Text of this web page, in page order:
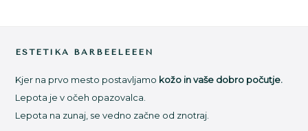
ESTETIKA BARBEELEEEN
Kjer na prvo mesto postavljamo kožo in vaše dobro počutje.
Lepota je v očeh opazovalca.
Lepota na zunaj, se vedno začne od znotraj.